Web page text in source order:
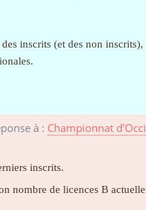
inscrits (et des non
à : Championnat
inscrits.
nombre de licences B